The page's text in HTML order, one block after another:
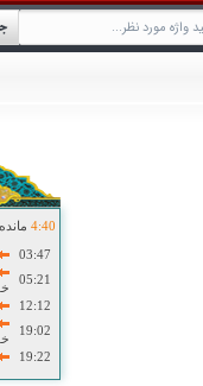
4:40 مانده
03:47
05:21
12:12
19:02
19:22